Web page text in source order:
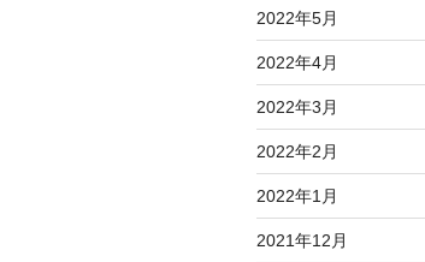
2022年5月
2022年4月
2022年3月
2022年2月
2022年1月
2021年12月